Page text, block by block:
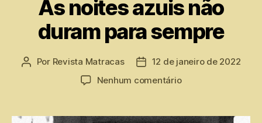
As noites azuis não
duram para sempre
Por Revista Matracas
12 de janeiro de 2022
Nenhum comentário